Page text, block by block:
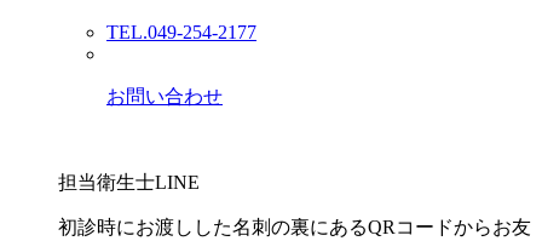
TEL.049-254-2177
お問い合わせ
担当衛生士LINE
初診時にお渡しした名刺の裏にあるQRコードからお友